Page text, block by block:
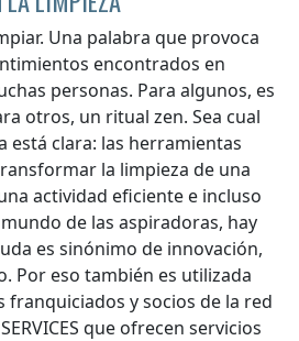
Una palabra que provoca
encontrados en
personas. Para algunos, es
otros, un ritual zen. Sea cual
está clara: las herramientas
la limpieza de una
actividad eficiente e incluso
de las aspiradoras, hay
es sinónimo de innovación,
Por eso también es utilizada
franquiciados y socios de la red
que ofrecen servicios